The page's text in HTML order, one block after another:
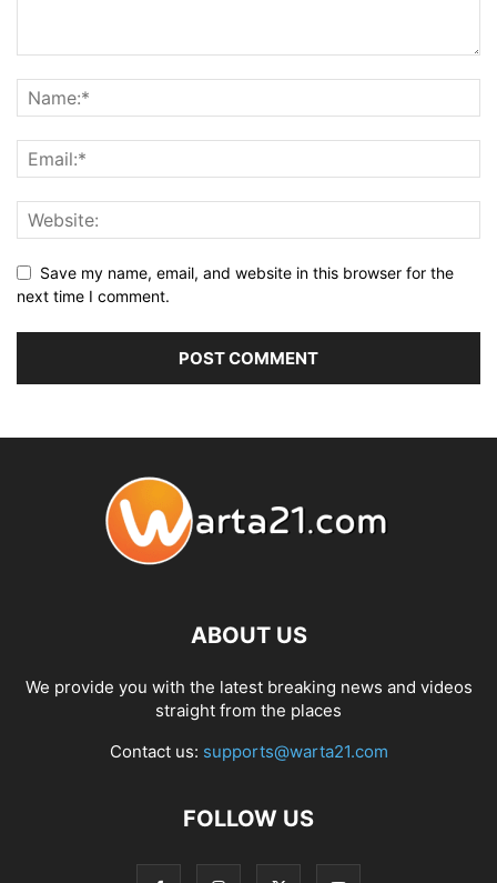
Save my name, email, and website in this browser for the
next time I comment.
ABOUT US
We provide you with the latest breaking news and videos
straight from the places
Contact us: supports@warta21.com
FOLLOW US